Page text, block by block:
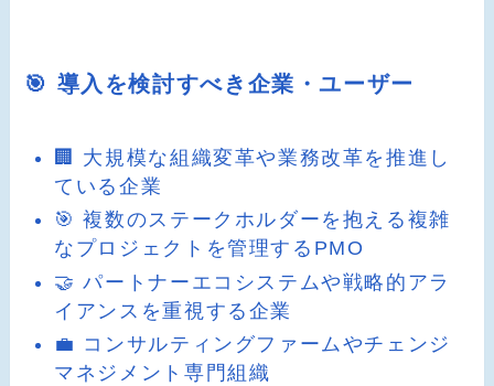
🎯 導入を検討すべき企業・ユーザー
🏢 大規模な組織変革や業務改革を推進し
ている企業
🎯 複数のステークホルダーを抱える複雑
なプロジェクトを管理するPMO
🤝 パートナーエコシステムや戦略的アラ
イアンスを重視する企業
💼 コンサルティングファームやチェンジ
マネジメント専門組織